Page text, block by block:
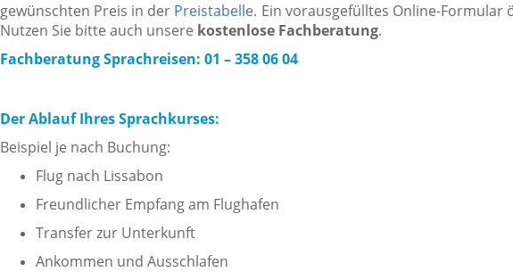
gewünschten Preis in der Preistabelle. Ein vorausgefülltes Online-Formular
Nutzen Sie bitte auch unsere kostenlose Fachberatung.
Fachberatung Sprachreisen: 01 – 358 06 04
Der Ablauf Ihres Sprachkurses:
Beispiel je nach Buchung:
Flug nach Lissabon
Freundlicher Empfang am Flughafen
Transfer zur Unterkunft
Ankommen und Ausschlafen